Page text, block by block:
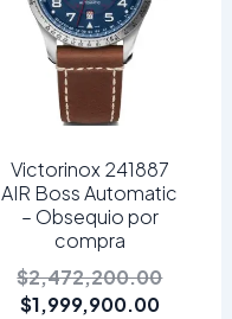
Victorinox 241887
AIR Boss Automatic
– Obsequio por
compra
$2,472,200.00
$1,999,900.00